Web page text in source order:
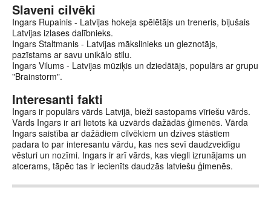
Slaveni cilvēki
Ingars Rupainis - Latvijas hokeja spēlētājs un treneris, bijušais
Latvijas izlases dalībnieks.
Ingars Staltmanis - Latvijas mākslinieks un gleznotājs,
pazīstams ar savu unikālo stilu.
Ingars Vilums - Latvijas mūziķis un dziedātājs, populārs ar grupu
"Brainstorm".
Interesanti fakti
Ingars ir populārs vārds Latvijā, bieži sastopams vīriešu vārds.
Vārds Ingars ir arī lietots kā uzvārds dažādās ģimenēs. Vārda
Ingars saistība ar dažādiem cilvēkiem un dzīves stāstiem
padara to par interesantu vārdu, kas nes sevī daudzveidīgu
vēsturi un nozīmi. Ingars ir arī vārds, kas viegli izrunājams un
atcerams, tāpēc tas ir iecienīts daudzās latviešu ģimenēs.